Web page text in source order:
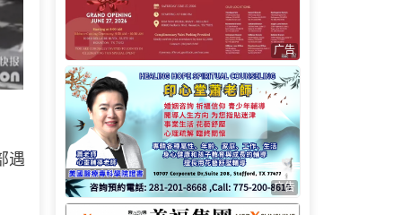
遇
广告
广告